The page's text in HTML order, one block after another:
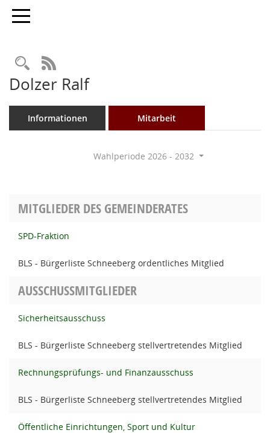
Toggle navigation
Rechercheauswahl
RSS-Feed
Dolzer Ralf
Informationen Mitarbeit
Wahlperiode 2026 - 2032
MITGLIEDER DES GEMEINDERATES
SPD-Fraktion
BLS - Bürgerliste Schneeberg ordentliches Mitglied
AUSSCHUSSMITGLIEDER
Sicherheitsausschuss
BLS - Bürgerliste Schneeberg stellvertretendes Mitglied
Rechnungsprüfungs- und Finanzausschuss
BLS - Bürgerliste Schneeberg stellvertretendes Mitglied
Öffentliche Einrichtungen, Sport und Kultur